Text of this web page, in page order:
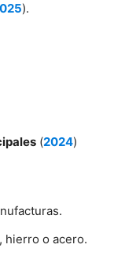
).
(2024)
hierro o acero.